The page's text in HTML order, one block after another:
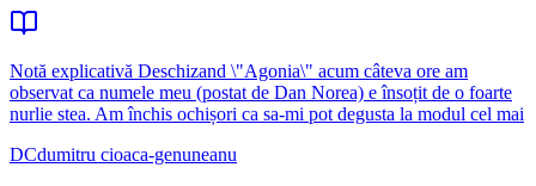
Notă explicativă Deschizand \"Agonia\" acum câteva ore am
observat ca numele meu (postat de Dan Norea) e însoțit de o foarte
nurlie stea. Am închis ochișori ca sa-mi pot degusta la modul cel mai
DCdumitru cioaca-genuneanu